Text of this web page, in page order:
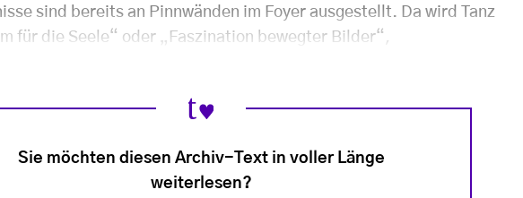
sind bereits an Pinnwänden im Foyer ausgestellt. Da wird Tanz
für die Seele“ oder „Faszination bewegter Bilder“,
Sie möchten diesen Archiv-Text in voller Länge
weiterlesen?